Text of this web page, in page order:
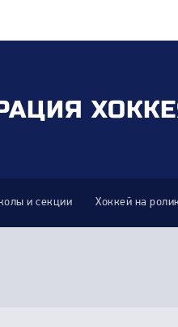
и секции Хоккей на